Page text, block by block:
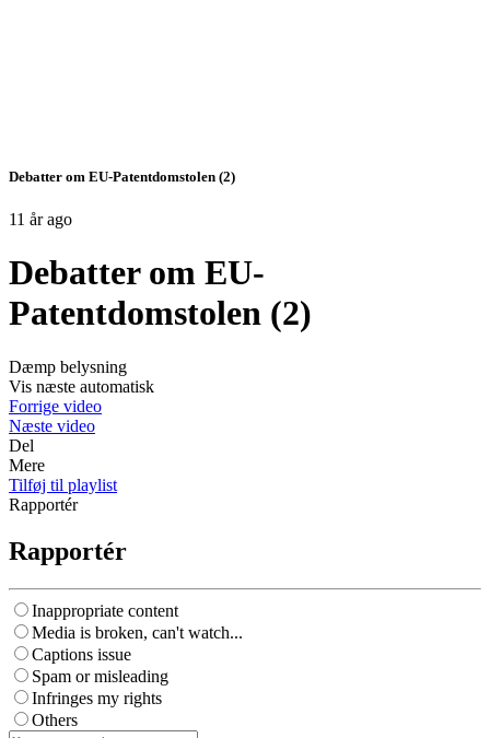
Debatter om EU-Patentdomstolen (2)
11 år ago
Debatter om EU-
Patentdomstolen (2)
Dæmp belysning
Vis næste automatisk
Forrige video
Næste video
Del
Mere
Tilføj til playlist
Rapportér
Rapportér
Inappropriate content
Media is broken, can't watch...
Captions issue
Spam or misleading
Infringes my rights
Others